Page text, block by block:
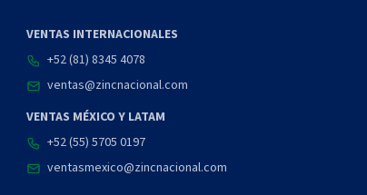
VENTAS INTERNACIONALES
+52 (81) 8345 4078
ventas@zincnacional.com
VENTAS MÉXICO Y LATAM
+52 (55) 5705 0197
ventasmexico@zincnacional.com